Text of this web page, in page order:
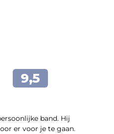
band. Hij
er voor je te gaan.